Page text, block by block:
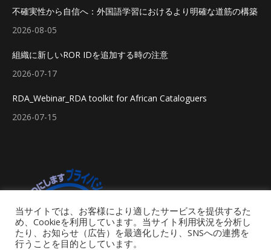
不確実性から自信へ：外国語学習におけるより明確な道筋の構築
2026-08-05
組織に新しいROR IDを追加する時の注意
2026-07-17
RDA_Webinar_RDA toolkit for African Cataloguers
2026-07-15
当サイトでは、お客様により適したサービスを提供するた
め、Cookieを利用しています。当サイト利用状況を分析し
たり、お知らせ（広告）を最適化したり、SNSへの連携を
行うことを目的としています。